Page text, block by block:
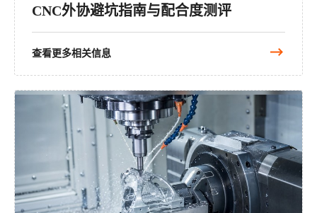
CNC外协避坑指南与配合度测评
查看更多相关信息